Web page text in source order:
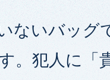
ないバッグ
。犯人に「